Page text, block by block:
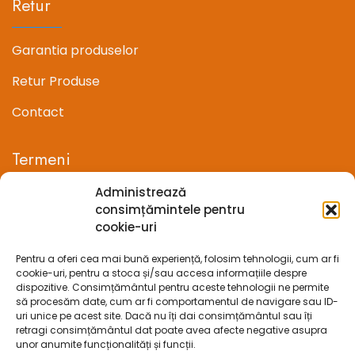
Administrează
consimțămintele pentru
cookie-uri
Pentru a oferi cea mai bună experiență, folosim tehnologii, cum ar fi
cookie-uri, pentru a stoca și/sau accesa informațiile despre
dispozitive. Consimțământul pentru aceste tehnologii ne permite
să procesăm date, cum ar fi comportamentul de navigare sau ID-
uri unice pe acest site. Dacă nu îți dai consimțământul sau îți
retragi consimțământul dat poate avea afecte negative asupra
unor anumite funcționalități și funcții.
Retur
Garantia produselor
Retur Produse
Contact
Termeni
Termeni si conditii
Confidentialitate
Politica cookie-uri (UE)
Prelucrarea datelor cu caracter personal
Legal